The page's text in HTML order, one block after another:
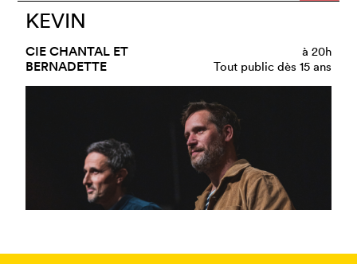
KEVIN
CIE CHANTAL ET
BERNADETTE
à 20h
Tout public dès 15 ans